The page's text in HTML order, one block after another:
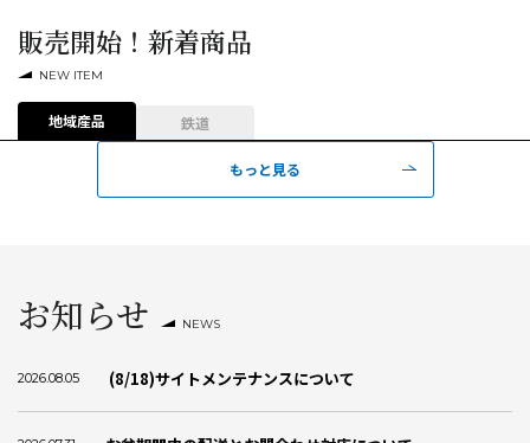
販売開始！新着商品
NEW ITEM
地域産品 鉄道
もっと見る
お知らせ NEWS
2026.08.05 (8/18)サイトメンテナンスについて